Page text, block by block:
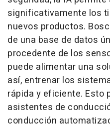
significativamente los
nuevos productos.
de una base de datos
procedente de los
puede alimentar una
así, entrenar los
rápida y eficiente. Esto
asistentes de
conducción